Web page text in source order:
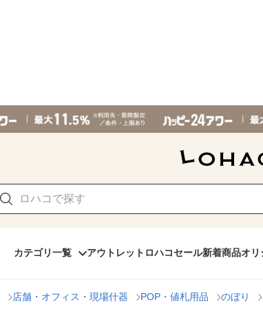
カテゴリ一覧 アウトレット ロハコセール新着商品オリ
店舗・オフィス・現場什器 POP・値札用品 のぼり